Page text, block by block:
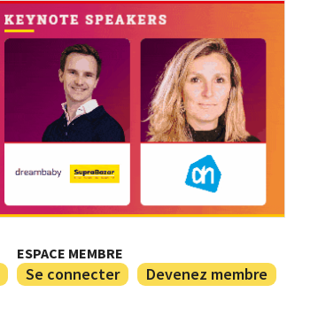
ESPACE MEMBRE
Se connecter Devenez membre